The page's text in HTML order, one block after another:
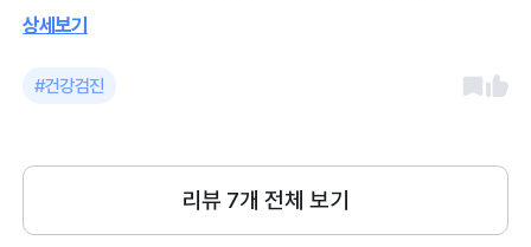
도 너무너무 편리했습니당! 원장님이 동물을 좋아하셔서
용품구매하기도 편해요
상세보기
#건강검진
리뷰 7개 전체 보기